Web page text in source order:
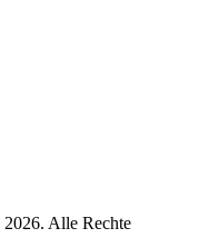
2026. Alle Rechte